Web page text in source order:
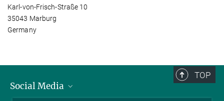
Karl-von-Frisch-Straße 10
35043 Marburg
Germany
TOP
Social Media